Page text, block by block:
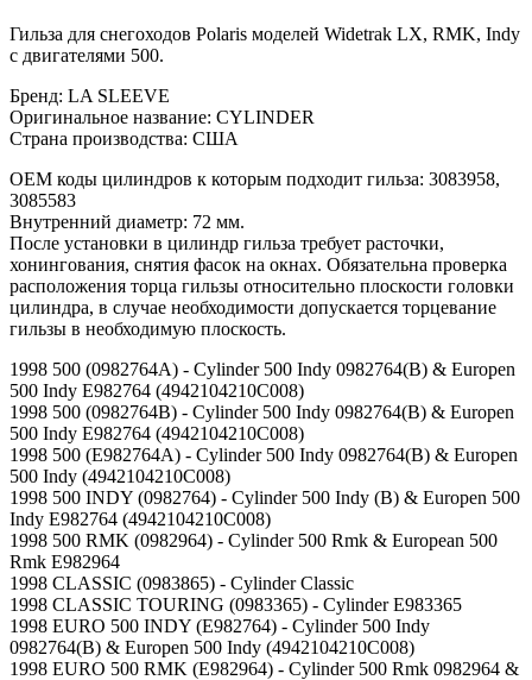
Гильза для снегоходов Polaris моделей Widetrak LX, RMK, Indy
c двигателями 500.
Бренд: LA SLEEVE
Оригинальное название: CYLINDER
Страна производства: США
OEM коды цилиндров к которым подходит гильза: 3083958,
3085583
Внутренний диаметр: 72 мм.
После установки в цилиндр гильза требует расточки,
хонингования, снятия фасок на окнах. Обязательна проверка
расположения торца гильзы относительно плоскости головки
цилиндра, в случае необходимости допускается торцевание
гильзы в необходимую плоскость.
1998 500 (0982764A) - Cylinder 500 Indy 0982764(B) & Europen
500 Indy E982764 (4942104210C008)
1998 500 (0982764B) - Cylinder 500 Indy 0982764(B) & Europen
500 Indy E982764 (4942104210C008)
1998 500 (E982764A) - Cylinder 500 Indy 0982764(B) & Europen
500 Indy (4942104210C008)
1998 500 INDY (0982764) - Cylinder 500 Indy (B) & Europen 500
Indy E982764 (4942104210C008)
1998 500 RMK (0982964) - Cylinder 500 Rmk & European 500
Rmk E982964
1998 CLASSIC (0983865) - Cylinder Classic
1998 CLASSIC TOURING (0983365) - Cylinder E983365
1998 EURO 500 INDY (E982764) - Cylinder 500 Indy
0982764(B) & Europen 500 Indy (4942104210C008)
1998 EURO 500 RMK (E982964) - Cylinder 500 Rmk 0982964 &